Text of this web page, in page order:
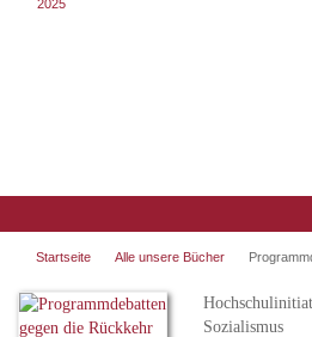
Startseite Alle unsere Bücher
Sozialismus